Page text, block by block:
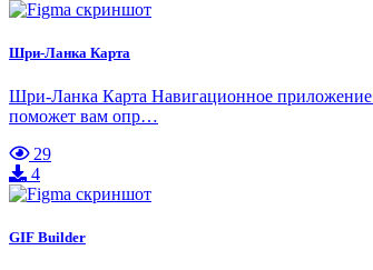
Шри-Ланка Карта
Шри-Ланка Карта Навигационное приложение
поможет вам опр…
29
4
GIF Builder